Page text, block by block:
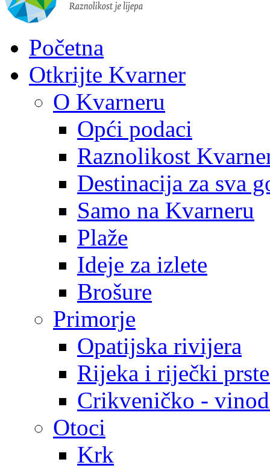
Početna
Otkrijte Kvarner
O Kvarneru
Opći podaci
Raznolikost
Destinacija za sva
Samo na Kvarneru
Plaže
Ideje za izlete
Brošure
Primorje
Opatijska rivijera
Rijeka i riječki
Crikveničko -
Otoci
Krk